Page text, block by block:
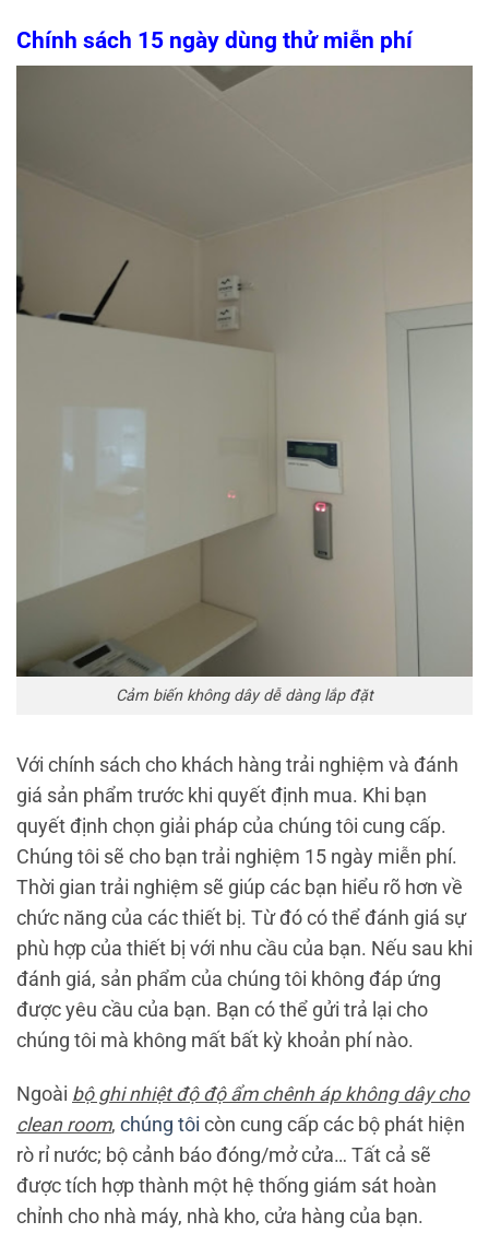
Chính sách 15 ngày dùng thử miễn phí
Cảm biến không dây dễ dàng lắp đặt
Với chính sách cho khách hàng trải nghiệm và đánh
giá sản phẩm trước khi quyết định mua. Khi bạn
quyết định chọn giải pháp của chúng tôi cung cấp.
Chúng tôi sẽ cho bạn trải nghiệm 15 ngày miễn phí.
Thời gian trải nghiệm sẽ giúp các bạn hiểu rõ hơn về
chức năng của các thiết bị. Từ đó có thể đánh giá sự
phù hợp của thiết bị với nhu cầu của bạn. Nếu sau khi
đánh giá, sản phẩm của chúng tôi không đáp ứng
được yêu cầu của bạn. Bạn có thể gửi trả lại cho
chúng tôi mà không mất bất kỳ khoản phí nào.
Ngoài bộ ghi nhiệt độ độ ẩm chênh áp không dây cho
clean room, chúng tôi còn cung cấp các bộ phát hiện
rò rỉ nước; bộ cảnh báo đóng/mở cửa… Tất cả sẽ
được tích hợp thành một hệ thống giám sát hoàn
chỉnh cho nhà máy, nhà kho, cửa hàng của bạn.